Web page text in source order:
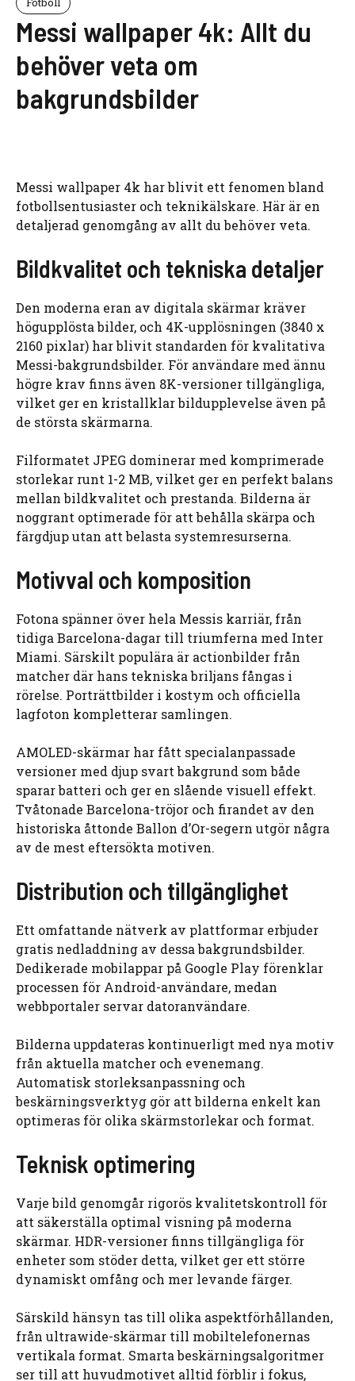
Messi wallpaper 4k: Allt du
behöver veta om
bakgrundsbilder
Messi wallpaper 4k har blivit ett fenomen bland
fotbollsentusiaster och teknikälskare. Här är en
detaljerad genomgång av allt du behöver veta.
Bildkvalitet och tekniska detaljer
Den moderna eran av digitala skärmar kräver
högupplösta bilder, och 4K-upplösningen (3840 x
2160 pixlar) har blivit standarden för kvalitativa
Messi-bakgrundsbilder. För användare med ännu
högre krav finns även 8K-versioner tillgängliga,
vilket ger en kristallklar bildupplevelse även på
de största skärmarna.
Filformatet JPEG dominerar med komprimerade
storlekar runt 1-2 MB, vilket ger en perfekt balans
mellan bildkvalitet och prestanda. Bilderna är
noggrant optimerade för att behålla skärpa och
färgdjup utan att belasta systemresurserna.
Motivval och komposition
Fotona spänner över hela Messis karriär, från
tidiga Barcelona-dagar till triumferna med Inter
Miami. Särskilt populära är actionbilder från
matcher där hans tekniska briljans fångas i
rörelse. Porträttbilder i kostym och officiella
lagfoton kompletterar samlingen.
AMOLED-skärmar har fått specialanpassade
versioner med djup svart bakgrund som både
sparar batteri och ger en slående visuell effekt.
Tvåtonade Barcelona-tröjor och firandet av den
historiska åttonde Ballon d’Or-segern utgör några
av de mest eftersökta motiven.
Distribution och tillgänglighet
Ett omfattande nätverk av plattformar erbjuder
gratis nedladdning av dessa bakgrundsbilder.
Dedikerade mobilappar på Google Play förenklar
processen för Android-användare, medan
webbportaler servar datoranvändare.
Bilderna uppdateras kontinuerligt med nya motiv
från aktuella matcher och evenemang.
Automatisk storleksanpassning och
beskärningsverktyg gör att bilderna enkelt kan
optimeras för olika skärmstorlekar och format.
Teknisk optimering
Varje bild genomgår rigorös kvalitetskontroll för
att säkerställa optimal visning på moderna
skärmar. HDR-versioner finns tillgängliga för
enheter som stöder detta, vilket ger ett större
dynamiskt omfång och mer levande färger.
Särskild hänsyn tas till olika aspektförhållanden,
från ultrawide-skärmar till mobiltelefonernas
vertikala format. Smarta beskärningsalgoritmer
ser till att huvudmotivet alltid förblir i fokus,